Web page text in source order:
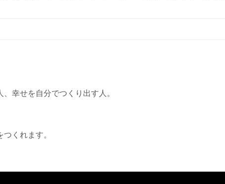
幸せを自分でつくり出す人。
くれます。